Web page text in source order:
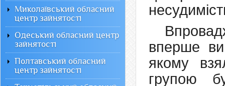
вперше
якому
групою
Миколаївський обласний
центр зайнятості
Одеський обласний центр
зайнятості
Полтавський обласний
центр зайнятості